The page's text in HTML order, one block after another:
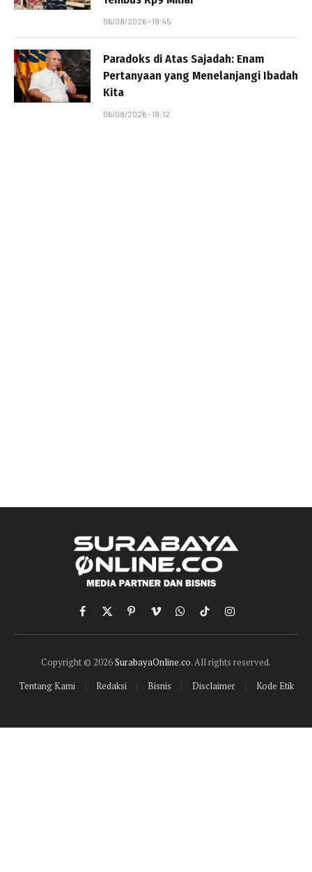
06/08/2026 - 18:45
Paradoks di Atas Sajadah: Enam
Pertanyaan yang Menelanjangi Ibadah
Kita
06/08/2026 - 18:12
Facebook
X
(Twitter)
PinterestVimeoWhatsApp
TikTokInstagram
Copyright © 2026SurabayaOnline.co. All rights reserved.
Tentang Kami
Redaksi Bisnis Disclaimer Kode Etik